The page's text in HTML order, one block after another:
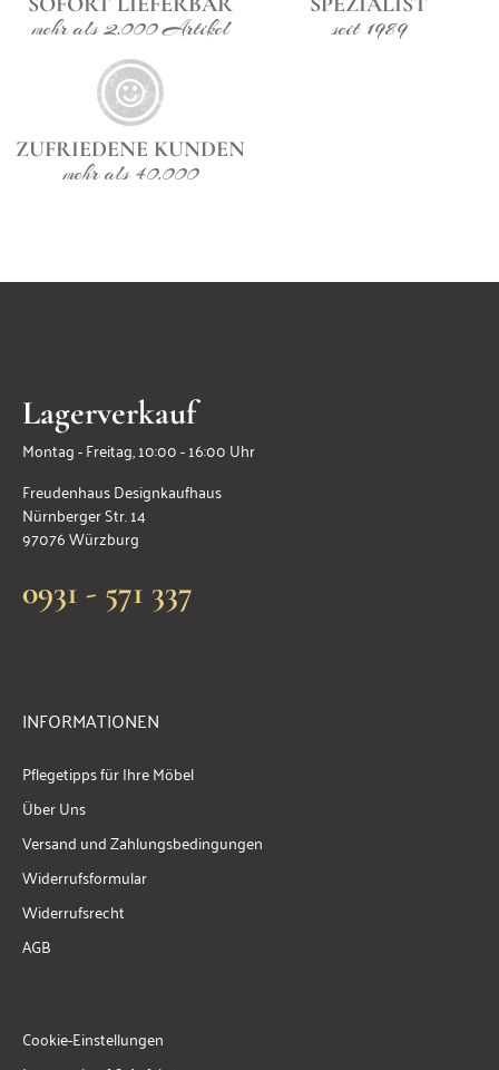
hier Lieferumfang: 1x Tisch, 4 x Stuhl
mehr als 2.000 Artikel seit 1989
ZUFRIEDENE KUNDEN
mehr als 40.000
Lagerverkauf
Montag - Freitag, 10:00 - 16:00 Uhr
Freudenhaus Designkaufhaus
Nürnberger Str. 14
97076 Würzburg
0931 - 571 337
INFORMATIONEN
Pflegetipps für Ihre Möbel
Über Uns
Versand und Zahlungsbedingungen
Widerrufsformular
Widerrufsrecht
AGB
Cookie-Einstellungen